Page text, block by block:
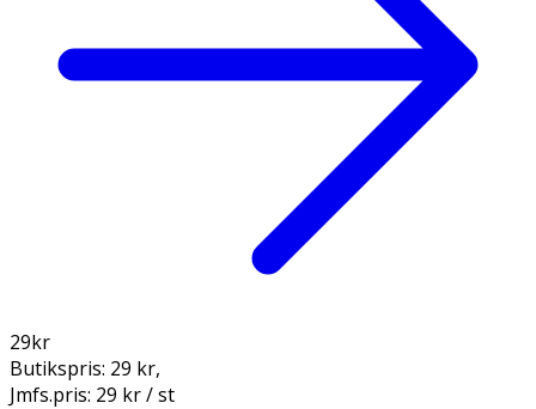
29kr
Butikspris: 29 kr,
Jmfs.pris: 29 kr / st